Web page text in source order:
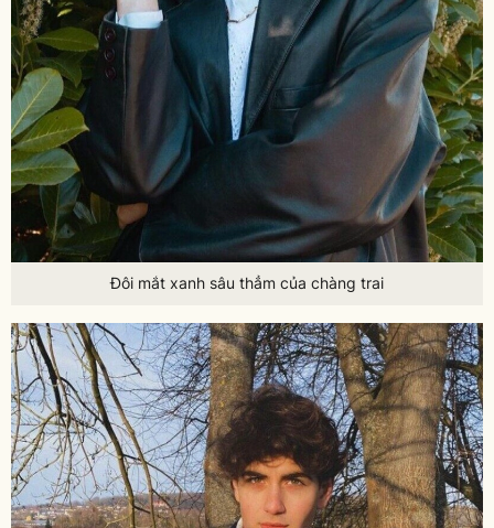
Đôi mắt xanh sâu thẳm của chàng trai